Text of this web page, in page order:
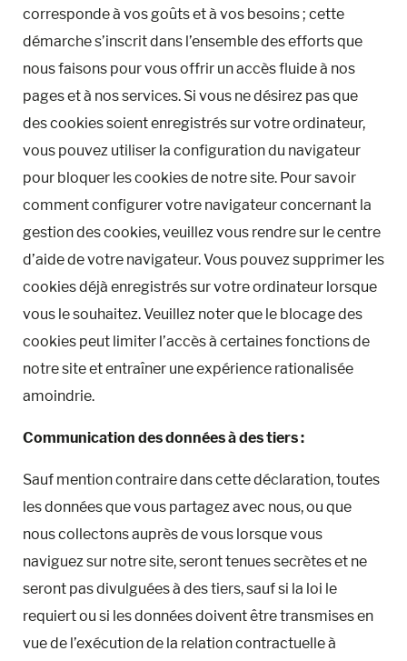
corresponde à vos goûts et à vos besoins ; cette
démarche s’inscrit dans l’ensemble des efforts que
nous faisons pour vous offrir un accès fluide à nos
pages et à nos services. Si vous ne désirez pas que
des cookies soient enregistrés sur votre ordinateur,
vous pouvez utiliser la configuration du navigateur
pour bloquer les cookies de notre site. Pour savoir
comment configurer votre navigateur concernant la
gestion des cookies, veuillez vous rendre sur le centre
d’aide de votre navigateur. Vous pouvez supprimer les
cookies déjà enregistrés sur votre ordinateur lorsque
vous le souhaitez. Veuillez noter que le blocage des
cookies peut limiter l’accès à certaines fonctions de
notre site et entraîner une expérience rationalisée
amoindrie.
Communication des données à des tiers :
Sauf mention contraire dans cette déclaration, toutes
les données que vous partagez avec nous, ou que
nous collectons auprès de vous lorsque vous
naviguez sur notre site, seront tenues secrètes et ne
seront pas divulguées à des tiers, sauf si la loi le
requiert ou si les données doivent être transmises en
vue de l’exécution de la relation contractuelle à
Date de départ
Nombre d'adultes